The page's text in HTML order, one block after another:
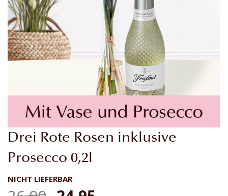
Drei Rote Rosen inklusive
Prosecco 0,2l
NICHT LIEFERBAR
Zum
Anfang
der
springen